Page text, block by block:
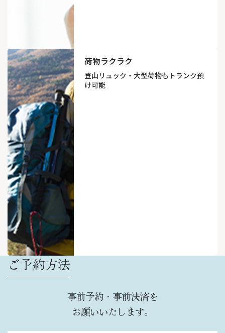
荷物ラクラク
登山リュック・大型荷物も トランク預
け可能
ご予約方法
事前予約・事前決済を
お願いいたします。